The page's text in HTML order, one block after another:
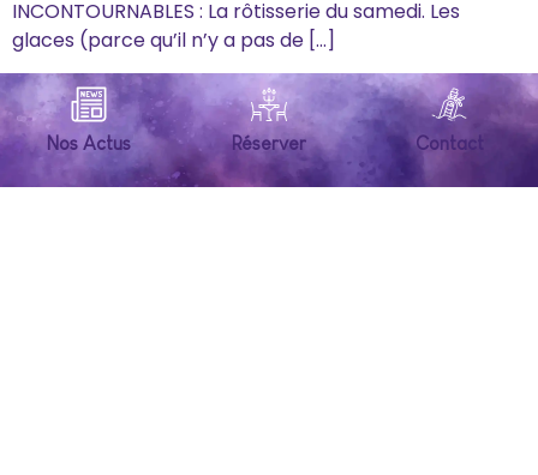
INCONTOURNABLES : La rôtisserie du samedi. Les
glaces (parce qu’il n’y a pas de […]
Nos Actus Réserver Contact